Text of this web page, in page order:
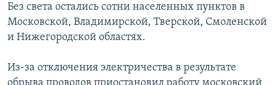
ПОДПИШИТЕСЬ НА РАССЫЛКУ
Без света остались сотни населенных пунктов в
Московской, Владимирской, Тверской, Смоленской
и Нижегородской областях.
Из-за отключения электричества в результате